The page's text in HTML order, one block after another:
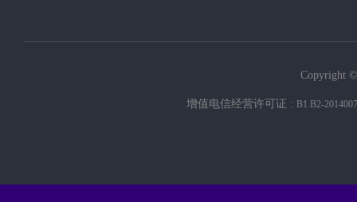
Copyright
增值电信经营许可证 : B1.B2-